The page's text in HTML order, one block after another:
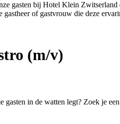
gasten bij Hotel Klein
of gastvrouw die deze
(m/v)
gasten in de watten legt? Zoek je